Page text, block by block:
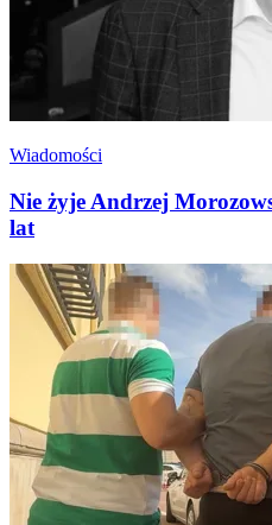
Wiadomości
Nie żyje Andrzej
lat